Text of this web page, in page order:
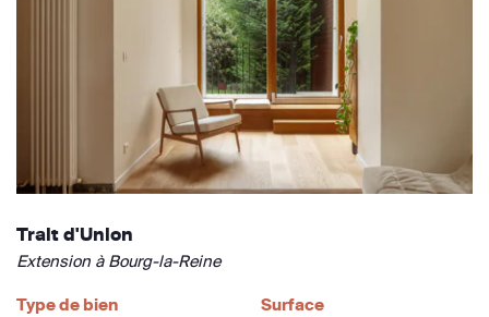
Trait d'Union
Extension à Bourg-la-Reine
Type de bien
Surface